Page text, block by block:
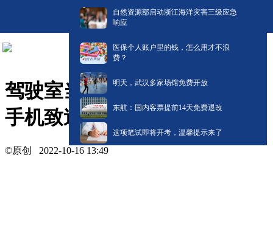
自然资源部启动浙江海洋灾害三级应急
响应
医保个人账户里的钱，怎么用才不浪
费？
明天，武汉多家场馆免费开放
东航：国内客票提前14天免费退改
这项笔试即将开考，温馨提示来了
驾驶室当电影院？司机开车刷
手机致追尾！
©原创 2022-10-16 13:49